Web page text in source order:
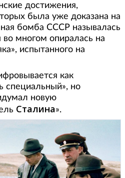
достижения,
была уже доказана на
бомба СССР называлась
многом опиралась на
испытанного на
как
специальный», но
новую
Сталина».